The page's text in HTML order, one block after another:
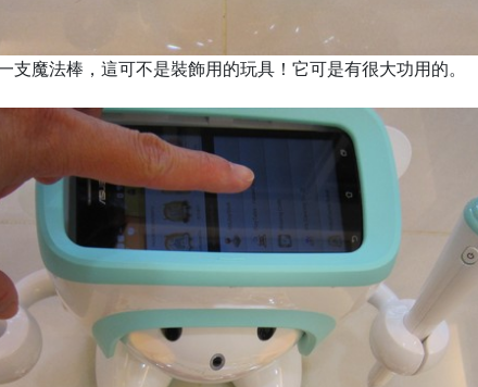
支魔法棒，這可不是裝飾用的玩具！它可是有很大功用的。